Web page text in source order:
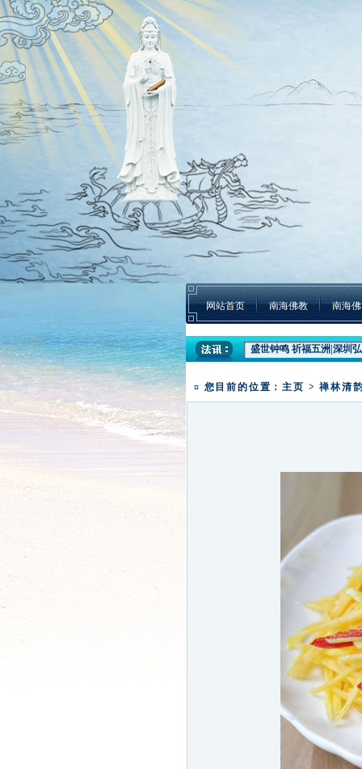
网站首页 南海佛教 南海
盛世钟鸣 祈福五洲|深圳
本焕学院2024年招生通告
¤ 您目前的位置：主页 >禅林清